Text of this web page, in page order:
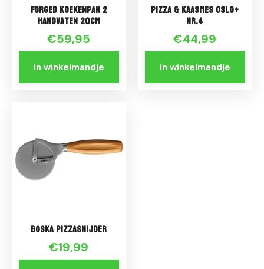
Forged Koekenpan 2
handvaten 20cm
€59,95
In winkelmandje
Pizza & Kaasmes Oslo+
Nr.4
€44,99
In winkelmandje
Boska Pizzasnijder
€19,99